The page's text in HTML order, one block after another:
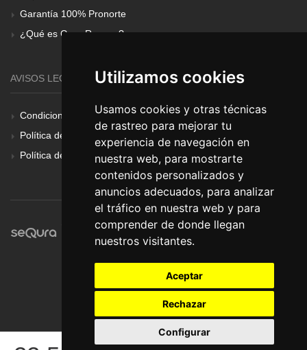
Utilizamos cookies
Usamos cookies y otras técnicas
de rastreo para mejorar tu
experiencia de navegación en
nuestra web, para mostrarte
contenidos personalizados y
anuncios adecuados, para analizar
el tráfico en nuestra web y para
comprender de donde llegan
nuestros visitantes.
Aceptar
Rechazar
Configurar
Garantía 100% Pronorte
¿Qué es Gear Renove?
AVISOS LEGALES
Condiciones Generales
Política de Cookies
Política de Privacidad
© Pronorte Sonido SL. Todos los derechos reservados.